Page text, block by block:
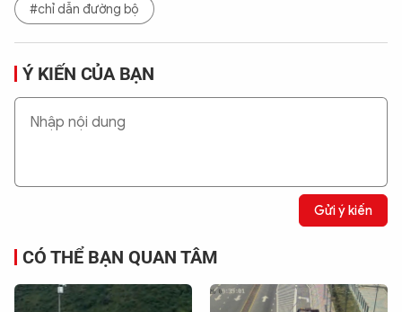
#chỉ dẫn đường bộ
Ý KIẾN CỦA BẠN
Gửi ý kiến
CÓ THỂ BẠN QUAN TÂM